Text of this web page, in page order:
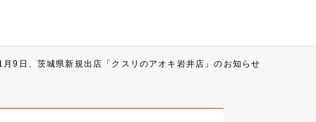
月9日、茨城県新規出店「クスリのアオキ岩井店」のお知らせ